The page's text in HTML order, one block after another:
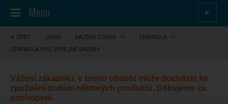
Menu ►
ZPĚT ÚVOD BAZÉNY ESHOP ČERPADLA
ČERPADLA PRO VEŘEJNÉ BAZÉNY
Vážení zákazníci, v tomto období může docházet ke
zpoždění dodání některých produktů. Děkujeme za
pochopení.